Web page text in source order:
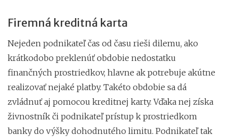
Firemná kreditná karta
Nejeden podnikateľ čas od času rieši dilemu, ako
krátkodobo preklenúť obdobie nedostatku
finančných prostriedkov, hlavne ak potrebuje akútne
realizovať nejaké platby. Takéto obdobie sa dá
zvládnuť aj pomocou kreditnej karty. Vďaka nej získa
živnostník či podnikateľ prístup k prostriedkom
banky do výšky dohodnutého limitu. Podnikateľ tak